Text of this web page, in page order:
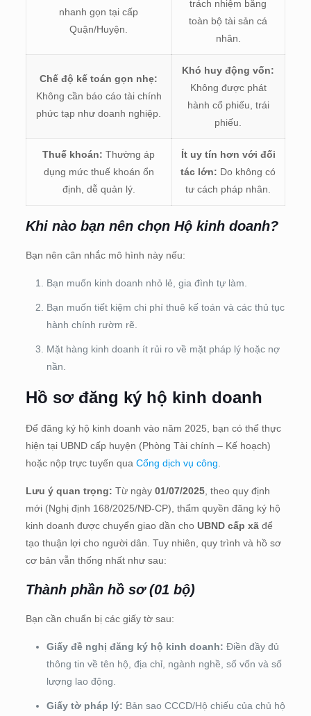
nhanh gọn tại cấp
Quận/Huyện.
trách nhiệm bằng
toàn bộ tài sản cá
nhân.
Chế độ kế toán gọn nhẹ:
Không cần báo cáo tài chính
phức tạp như doanh nghiệp.
Khó huy động vốn:
Không được phát
hành cổ phiếu, trái
phiếu.
Thuế khoán: Thường áp
dụng mức thuế khoán ổn
định, dễ quản lý.
Ít uy tín hơn với đối
tác lớn: Do không có
tư cách pháp nhân.
Khi nào bạn nên chọn Hộ kinh doanh?
Bạn nên cân nhắc mô hình này nếu:
Bạn muốn kinh doanh nhỏ lẻ, gia đình tự làm.
Bạn muốn tiết kiệm chi phí thuê kế toán và các thủ tục
hành chính rườm rẽ.
Mặt hàng kinh doanh ít rủi ro về mặt pháp lý hoặc nợ
nần.
Hồ sơ đăng ký hộ kinh doanh
Để đăng ký hộ kinh doanh vào năm 2025, bạn có thể thực
hiện tại UBND cấp huyện (Phòng Tài chính – Kế hoạch)
hoặc nộp trực tuyến qua Cổng dịch vụ công
Lưu ý quan trọng: Từ ngày 01/07/2025, theo quy định
mới (Nghị định 168/2025/NĐ-CP), thẩm quyền đăng ký hộ
kinh doanh được chuyển giao dần cho UBND cấp xãđể
tạo thuận lợi cho người dân. Tuy nhiên, quy trình và hồ sơ
cơ bản vẫn thống nhất như sau:
Thành phần hồ sơ (01 bộ)
Bạn cần chuẩn bị các giấy tờ sau:
Giấy đề nghị đăng ký hộ kinh doanh: Điền đầy đủ
thông tin về tên hộ, địa chỉ, ngành nghề, số vốn và số
lượng lao động.
Giấy tờ pháp lý: Bản sao CCCD/Hộ chiếu của chủ hộ